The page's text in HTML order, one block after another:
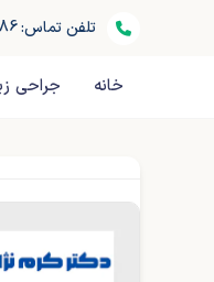
تلفن تماس: 09307359786
خانه جراحی